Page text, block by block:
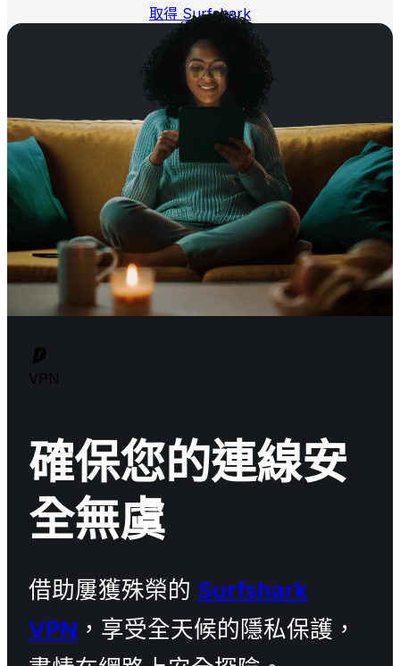
取得 Surfshark
VPN
確保您的連線安
全無虞
借助屢獲殊榮的 Surfshark
VPN ，享受全天候的隱私保護，